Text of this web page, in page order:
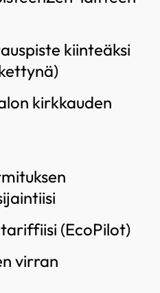
kiinteäksi
kirkkauden
(EcoPilot)
virran